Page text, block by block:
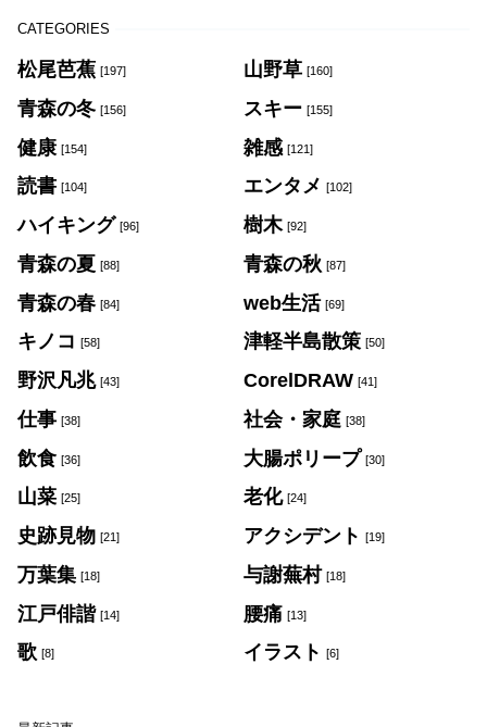
CATEGORIES
松尾芭蕉 [197] 山野草 [160]
青森の冬 [156] スキー [155]
健康 [154] 雑感 [121]
読書 [104] エンタメ [102]
ハイキング [96] 樹木 [92]
青森の夏 [88] 青森の秋 [87]
青森の春 [84] web生活 [69]
キノコ [58] 津軽半島散策 [50]
野沢凡兆 [43] CorelDRAW [41]
仕事 [38] 社会・家庭 [38]
飲食 [36] 大腸ポリープ [30]
山菜 [25] 老化 [24]
史跡見物 [21] アクシデント [19]
万葉集 [18] 与謝蕪村 [18]
江戸俳諧 [14] 腰痛 [13]
歌 [8] イラスト [6]